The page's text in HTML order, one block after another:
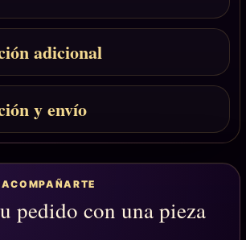
adicional
y envío
pedido con una pieza